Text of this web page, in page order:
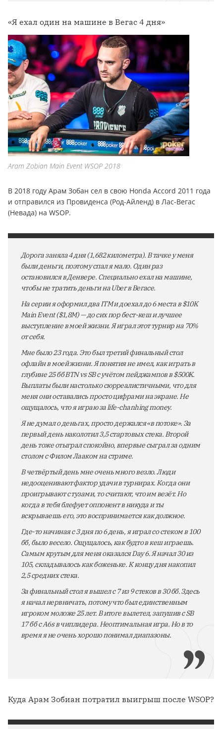
«Я ехал один на машине в Вегас 4 дня»
Aram Zobian Main Event WSOP 2018
В 2018 году Арам Зобан сел в свою Honda Accord 2011 года
и отправился из Провиденса (Род-Айленд) в Лас-Вегас
(Невада) на WSOP.
Дорога заняла 4 дня (1,682 километра). В тачке у меня
были деньги, поэтому спал я мало. Один раз
остановился в Денвере. Специально ехал на машине,
чтобы не тратить деньги на Uber в Вегасе.
На серии я оформил два ITM и доехал до 6 места в $10K
Main Event ($1,8M) — до сих пор бест-кеш и лучшее
выступление в моей жизни. Я играл этот турнир на 70%
от себя.
Мне было 23 года. Это был третий финальный стол
офлайн в моей жизни. Я понятия не имел, как играть в
глубине 25 бб BTN vs SB с учётом пейджампов в $500K.
Выплаты были настолько сюрреалистичными, что для
меня они оставались просто цифрами на экране. Не
ощущалось, что я играю за life-chanhing money.
Я не думал о деньгах, просто держался «в потоке». За
первый день наколотил 3,5 стартовых стека. Второй
день тоже отыграл спокойно, впервые сыграл за одним
столом с Филом Лааком на стриме.
В четвёртый день мне очень много везло. Люди
недооценивают фактор удачи в турнирах. Когда они
проигрывают с тузами, то считают, что им везёт. Но
когда в тебя блефует оппонент в никуда и ты
вскрываешь его, это воспринимается как должное.
Где-то начиная с 3 дня по 6 день, я играл со стеком в 100
бб, было весело. Ощущалось, как будто в кеш играешь.
Самым крутым для меня оказался Day 6. Я начал 30 из
105, складывалось как боженьке. К концу дня накопил
2,5 средних стека.
За финальный стол я вышел с 7 из 9 стеков в 30 бб. Здесь
я начал нервничать, потому что был единственным
игроком моложе 25 лет. В итоге вылетел, запушив с SB
17 бб с A6s в чиплидера. Неоптимальная игра. Но в то
время я не очень хорошо понимал диапазоны.
Куда Арам Зобиан потратил выигрыш после WSOP?